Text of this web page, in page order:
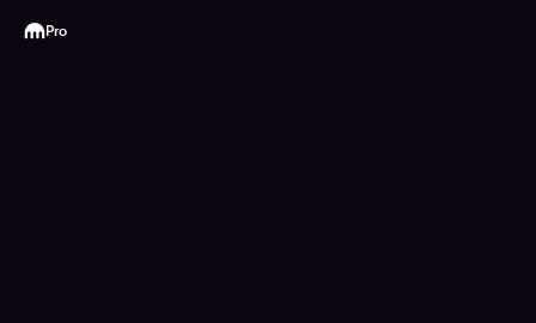
Kraken
Pro